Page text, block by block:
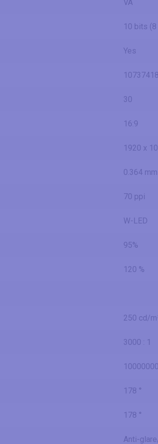
VA
10 bits (8
Yes
30
16:9
1920 x
0.364 mm
70 ppi
W-LED
95%
120 %
250 cd/
3000 : 1
178 °
178 °
Anti-